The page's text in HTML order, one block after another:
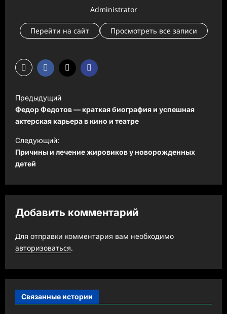
Administrator
Перейти на сайт Просмотреть все записи
Н
а
в
и
г
а
ц
я
з
а
и
Предыдущий
Федор Федотов — краткая биография и успешная
актерская карьера в кино и театре
Следующий:
Причины и лечение жировиков у новорожденных
детей
Добавить комментарий
Для отправки комментария вам необходимо
авторизоваться.
Связанные истории